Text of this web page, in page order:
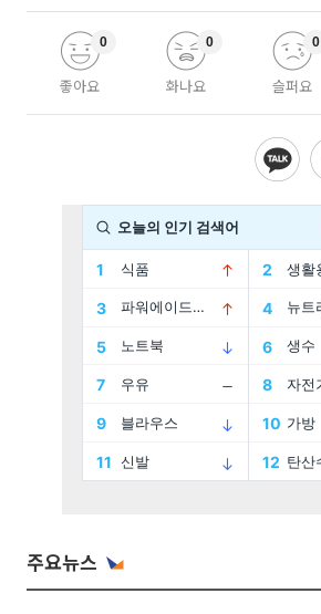
좋아요
0
화나요
0
슬퍼요
0
주요뉴스